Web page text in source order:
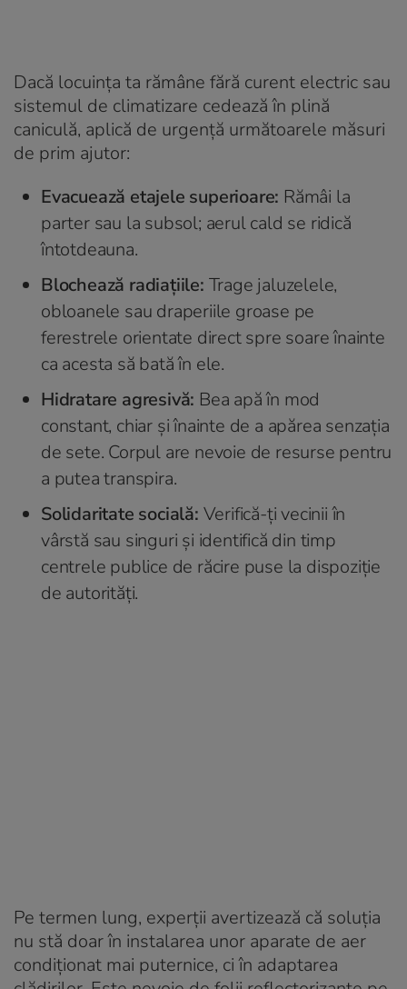
Dacă locuința ta rămâne fără curent electric sau
sistemul de climatizare cedează în plină
caniculă, aplică de urgență următoarele măsuri
de prim ajutor:
Evacuează etajele superioare: Rămâi la
parter sau la subsol; aerul cald se ridică
întotdeauna.
Blochează radiațiile: Trage jaluzelele,
obloanele sau draperiile groase pe
ferestrele orientate direct spre soare înainte
ca acesta să bată în ele.
Hidratare agresivă: Bea apă în mod
constant, chiar și înainte de a apărea senzația
de sete. Corpul are nevoie de resurse pentru
a putea transpira.
Solidaritate socială: Verifică-ți vecinii în
vârstă sau singuri și identifică din timp
centrele publice de răcire puse la dispoziție
de autorități.
Pe termen lung, experții avertizează că soluția
nu stă doar în instalarea unor aparate de aer
condiționat mai puternice, ci în adaptarea